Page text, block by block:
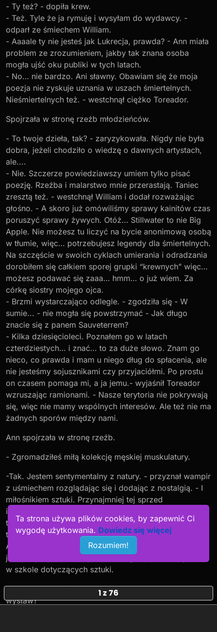
- Ty też? - dopiła krew.
- Też. Tyle że ja rymuję i wysyłam do wydawcy. -
odparł ze śmiechem William.
- Aaaale ty nie jesteś jak Lukrecja, prawda? - Ann miała
problem ze zrozumieniem, jakby tak znana osoba
mogła ujść oku publiki w tych latach.
- No… nie bardzo. Ani sławny. Obawiam się że moja
poezja nie zyskuje uznania w uszach śmiertelnych.
Nieśmiertelnych też. - westchnął ciężko Toreador.
Spojrzała w stronę rzeźb młodzieńców.
- To twoje dzieła, tak? - zaryzykowała. Nigdy nie była
dobra, jeżeli chodziło o wiedzę o dawnych artystach,
ale....
- Nie. Szczerze powiedziawszy umiem tylko pisać
poezję. Rzeźba i malarstwo mnie przerastają. Taniec
zresztą też. - westchnął William i dodał rozważając
głośno. - A skoro już omówiliśmy sprawy kainitów czas
poruszyć sprawy żywych. Otóż… Stillwater to nie Big
Apple. Nie możesz tu liczyć na bycie anonimową osobą
w tłumie, więc… potrzebujesz legendy dla śmiertelnych.
Na szczęście w swoich cyklach umierania i odradzania
dorobiłem się całkiem sporej grupki “krewnych” więc…
możesz podawać się zaaa… hmm… o już wiem. Za
córkę siostry mojego ojca.
- Brzmi wystarczająco odlegle. - zgodziła się - W
sumie... - nie mogła się powstrzymać - Jak długo
znacie się z panem Sauveterrem?
- Kilka dziesięcioleci. Poznałem go w latach
czterdziestych… i znać… to za duże słowo. Znam go
nieco, co prawda i mam u niego dług do spłacenia, ale
nie jesteśmy sojusznikami czy przyjaciółmi. Po prostu
on czasem pomaga mi, a ja jemu.- wyjaśnił Toreador
wzruszając ramionami. - Nasze terytoria nie pokrywają
się, więc nie mamy wspólnych interesów. Ale też nie ma
żadnych sporów między nami.
Ann spojrzała w stronę rzeźb.
- Zgromadziłeś miłą kolekcję męskiej muskulatury.
-Tak. Jestem sentymentalny z natury. - przyznał wampir
z uśmiechem rozglądając się i dodając z nostalgią. - I
miłośnikiem sztuki. Przynajmniej tej sprzed
impresjonizmu. Impresjonizm zresztą był ostatnim
trendem sztuki, który akceptowałem. Potem… jest tylko
tanie poszukiwanie skandali.
Ann nie była specjalistką w sztuce, ale mogła w tym
jednym przyznać rację, nawet wagarując na zajęciach
w szkole dotyczących sztuki.
- To musisz mieć ciężko w Stillwater? Zero rozrywek,
wystaw?
1 z 76
Ta strona używa plików cookies, by zapewnić Ci
wygodę użytkowania. Dowiedz się więcej
Rozumiem!